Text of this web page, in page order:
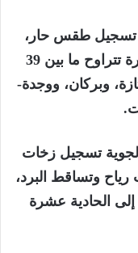
تسجيل طقس حار،
يومي السبت والأحد، مع درجات حرارة تتراوح ما بين 39
وبركان، ووجدة-
الجوية تسجيل زخات
مع هبات رياح وتساقط البرد،
إلى الحادية عشرة